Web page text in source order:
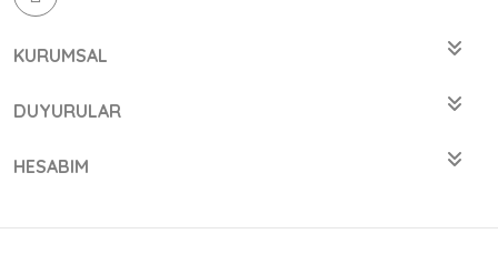
KURUMSAL
DUYURULAR
HESABIM